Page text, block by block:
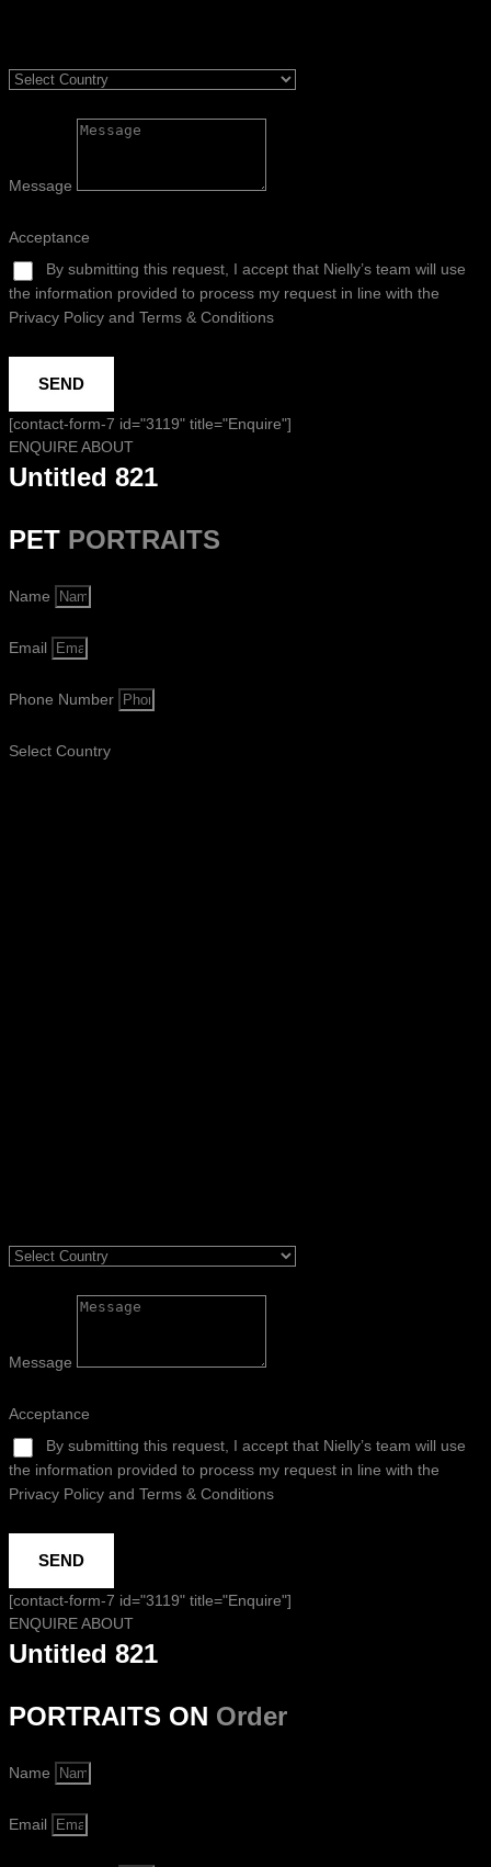
Message
Acceptance
By submitting this request, I accept that Nielly’s team will use
the information provided to process my request in line with the
Privacy Policy and Terms & Conditions
SEND
[contact-form-7 id="3119" title="Enquire"]
ENQUIRE ABOUT
Untitled 821
PET PORTRAITS
Name
Email
Phone Number
Select Country
Message
Acceptance
By submitting this request, I accept that Nielly’s team will use
the information provided to process my request in line with the
Privacy Policy and Terms & Conditions
SEND
[contact-form-7 id="3119" title="Enquire"]
ENQUIRE ABOUT
Untitled 821
PORTRAITS ON Order
Name
Email